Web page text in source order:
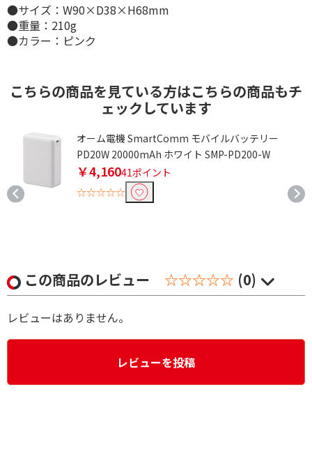
●サイズ：W90×D38×H68mm
●重量：210g
●カラー：ピンク
こちらの商品を見ている方はこちらの商品もチ
ェックしています
オーム電機 SmartComm モバイルバッテリー
PD20W 20000mAh ホワイト SMP-PD200-W
￥4,16041ポイント
☆☆☆☆☆
この商品のレビュー ☆☆☆☆☆ (0)
レビューはありません。
レビューを投稿